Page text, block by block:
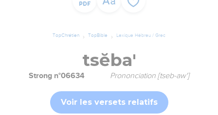
TopChrétien TopBible Lexique Hébreu / Grec
tsĕba'
Strong n°06634 Prononciation [tseb-aw']
Voir les versets relatifs